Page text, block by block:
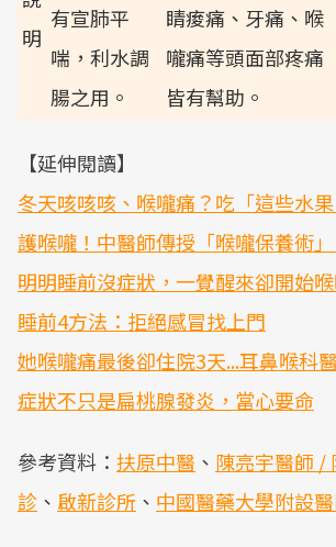
明
有宣肺平
喘，利水調
腸之用。
睛痠痛、牙痛、喉
嚨痛等頭面部疼痛
皆有幫助。
【延伸閱讀】
冬天咳咳咳、喉嚨痛？吃「這些水
護喉嚨！中醫師傳授「喉嚨保養術
明明睡前沒症狀，一覺醒來卻開始
睡前4方法：拒絕感冒找上門
她喉嚨痛最後卻住院3天...耳鼻喉科
症狀不只是扁桃腺發炎，當心要命
參考資料： 扶原中醫 、 陳亮宇醫師 /
診 、 啟新診所 、 中國醫藥大學附設